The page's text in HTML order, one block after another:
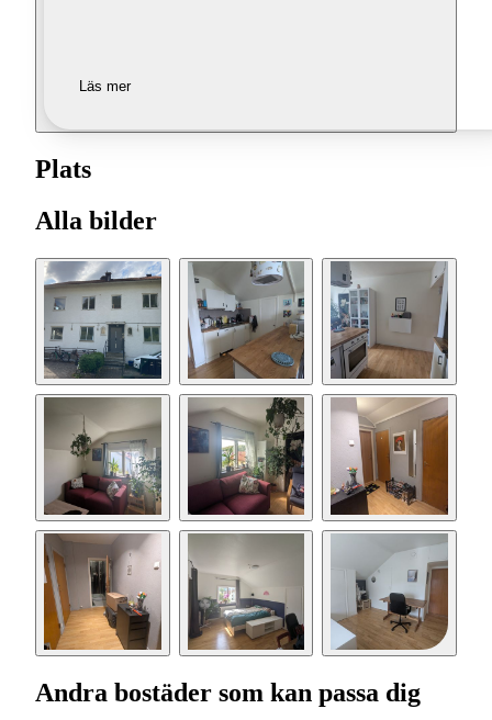
Läs mer
Plats
Alla bilder
Andra bostäder som kan passa dig